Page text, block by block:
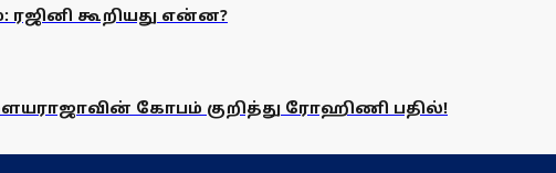
ரஜினி கூறியது என்ன?
கோபம் குறித்து ரோஹிணி பதில்!